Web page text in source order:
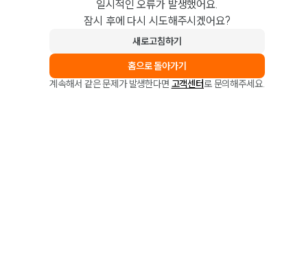
일시적인 오류가 발생했어요.
잠시 후에 다시 시도해주시겠어요?
새로고침하기
홈으로 돌아가기
계속해서 같은 문제가 발생한다면 고객센터로 문의해주세요.